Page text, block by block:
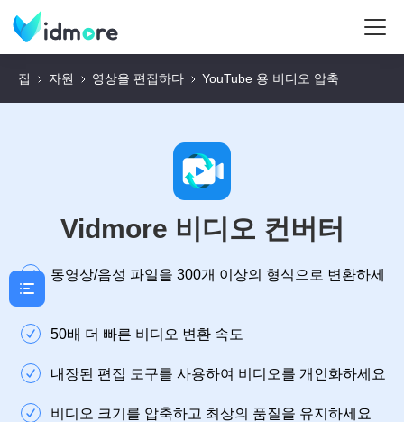
집 자원 영상을 편집하다 YouTube 용 비디오 압축
Vidmore 비디오 컨버터
동영상/음성 파일을 300개 이상의 형식으로 변환하세
요
50배 더 빠른 비디오 변환 속도
내장된 편집 도구를 사용하여 비디오를 개인화하세요
비디오 크기를 압축하고 최상의 품질을 유지하세요